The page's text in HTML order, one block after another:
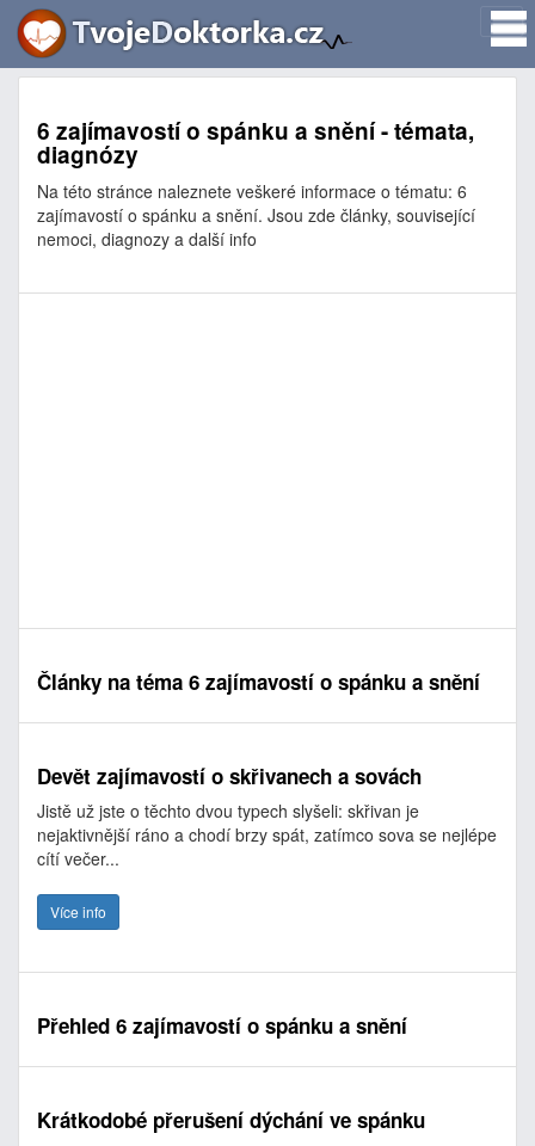
6 zajímavostí o spánku a snění - témata,
diagnózy
Na této stránce naleznete veškeré informace o tématu: 6
zajímavostí o spánku a snění. Jsou zde články, související
nemoci, diagnozy a další info
Články na téma 6 zajímavostí o spánku a snění
Devět zajímavostí o skřivanech a sovách
Jistě už jste o těchto dvou typech slyšeli: skřivan je
nejaktivnější ráno a chodí brzy spát, zatímco sova se nejlépe
cítí večer...
Více info
Přehled 6 zajímavostí o spánku a snění
Krátkodobé přerušení dýchání ve spánku